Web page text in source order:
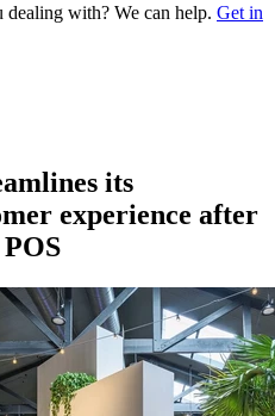
dealing with? We can help. Get in
its
experience after